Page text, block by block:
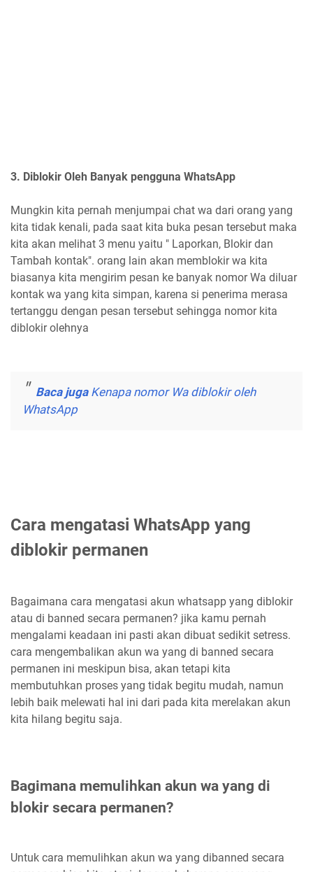
3. Diblokir Oleh Banyak pengguna WhatsApp
Mungkin kita pernah menjumpai chat wa dari orang yang
kita tidak kenali, pada saat kita buka pesan tersebut maka
kita akan melihat 3 menu yaitu " Laporkan, Blokir dan
Tambah kontak". orang lain akan memblokir wa kita
biasanya kita mengirim pesan ke banyak nomor Wa diluar
kontak wa yang kita simpan, karena si penerima merasa
tertanggu dengan pesan tersebut sehingga nomor kita
diblokir olehnya
Baca jugaKenapa nomor Wa diblokir oleh
WhatsApp
Cara mengatasi WhatsApp yang
diblokir permanen
Bagaimana cara mengatasi akun whatsapp yang diblokir
atau di banned secara permanen? jika kamu pernah
mengalami keadaan ini pasti akan dibuat sedikit setress.
cara mengembalikan akun wa yang di banned secara
permanen ini meskipun bisa, akan tetapi kita
membutuhkan proses yang tidak begitu mudah, namun
lebih baik melewati hal ini dari pada kita merelakan akun
kita hilang begitu saja.
Bagimana memulihkan akun wa yang di
blokir secara permanen?
Untuk cara memulihkan akun wa yang dibanned secara